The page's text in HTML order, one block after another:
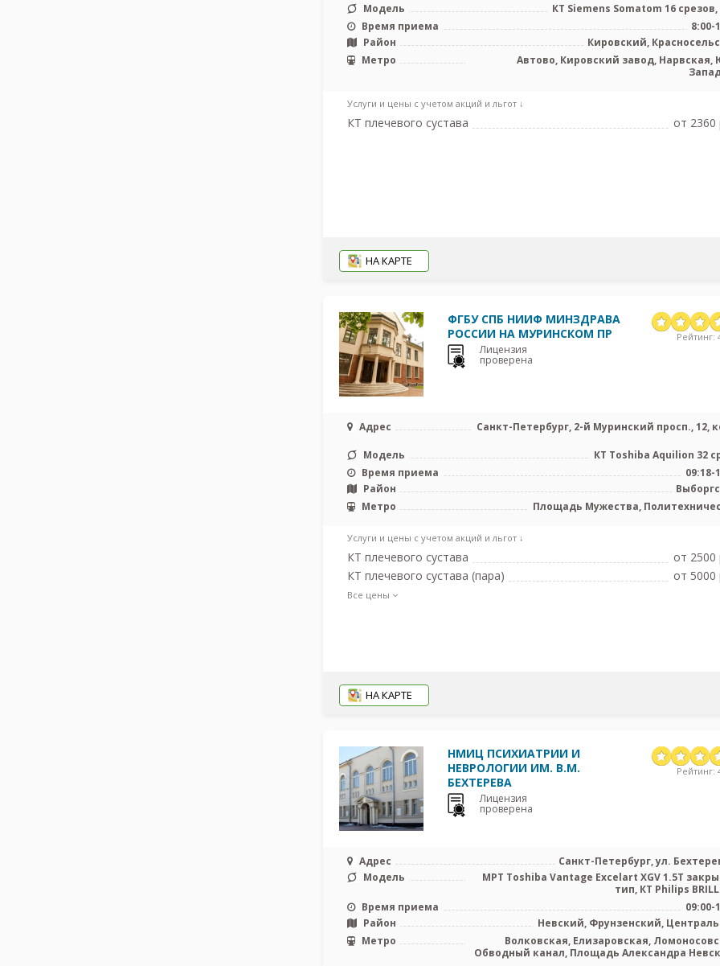
Модель
КТ Siemens Somatom 16
Время приема
8:00-
Район
Кировский,
Метро
Автово, Кировский завод, Нарвская,
Услуги и цены с учетом акций и льгот ↓
КТ плечевого сустава от 2360
НА КАРТЕ
ФГБУ СПБ НИИФ МИНЗДРАВА
РОССИИ НА МУРИНСКОМ ПР
Лицензия
проверена
Рейтинг:
Адрес
Санкт-Петербург, 2-й Муринский просп., 12,
Модель
КТ Toshiba Aquilion 32
Время приема
09:18-
Район
Метро
Площадь Мужества,
Услуги и цены с учетом акций и льгот ↓
КТ плечевого сустава
от 2500
КТ плечевого сустава (пара)
от 5000
Все цены
НА КАРТЕ
НМИЦ ПСИХИАТРИИ И
НЕВРОЛОГИИ ИМ. В.М.
БЕХТЕРЕВА
Лицензия
проверена
Рейтинг:
Адрес
Санкт-Петербург, ул.
Модель
МРТ Toshiba Vantage Excelart XGV 1.5T
тип, КТ Philips
Время приема
09:00-
Район
Невский, Фрунзенский,
Метро
Волковская, Елизаровская,
Обводный канал, Площадь Александра